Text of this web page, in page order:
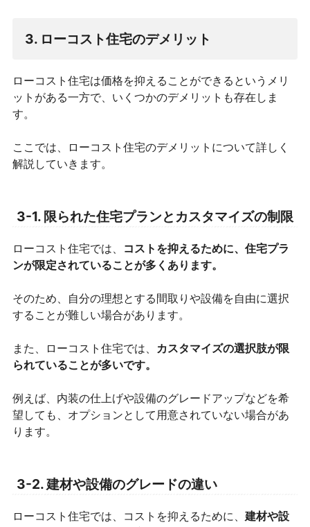
3. ローコスト住宅のデメリット
ローコスト住宅は価格を抑えることができるというメリ
ットがある一方で、いくつかのデメリットも存在しま
す。
ここでは、ローコスト住宅のデメリットについて詳しく
解説していきます。
3-1. 限られた住宅プランとカスタマイズの制限
ローコスト住宅では、 コストを抑えるために、住宅プラ
ンが限定されていることが多くあります。
そのため、自分の理想とする間取りや設備を自由に選択
することが難しい場合があります。
また、ローコスト住宅では、 カスタマイズの選択肢が限
られていることが多いです。
例えば、内装の仕上げや設備のグレードアップなどを希
望しても、オプションとして用意されていない場合があ
ります。
3-2. 建材や設備のグレードの違い
ローコスト住宅では、コストを抑えるために、 建材や設